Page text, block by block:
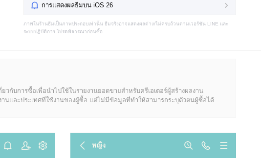
การแสดงผลธีมบน iOS 26
ภาพในร้านธีมเป็นภาพประกอบเท่านั้น ธีมจริงอาจแสดงผลต่าง/ไม่ครบถ้วนตามเวอร์ชัน LINE และ
ระบบปฏิบัติการ โปรดพิจารณาก่อนซื้อ
ยวกับการซื้อเพื่อนำไปใช้ในรายงานยอดขายสำหรับครีเอเตอร์ผู้สร้างผลงาน
นและประเทศที่ใช้งานของผู้ซื้อ แต่ไม่มีข้อมูลที่ทำให้สามารถระบุตัวตนผู้ซื้อได้